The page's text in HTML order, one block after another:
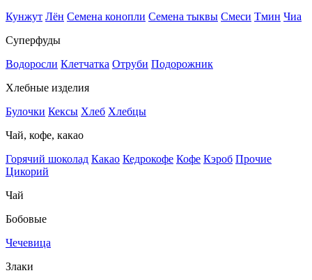
Кунжут Лён Семена конопли Семена тыквы Смеси Тмин Чиа
Суперфуды
Водоросли Клетчатка Отруби Подорожник
Хлебные изделия
Булочки Кексы Хлеб Хлебцы
Чай, кофе, какао
Горячий шоколад Какао Кедрокофе Кофе Кэроб Прочие
Цикорий
Чай
Бобовые
Чечевица
Злаки